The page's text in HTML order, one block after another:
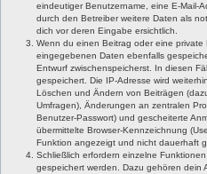
eindeutiger Benutzername, eine E-Mail-
durch den Betreiber weitere Daten als
dich vor deren Eingabe ersichtlich.
Wenn du einen Beitrag oder eine
eingegebenen Daten ebenfalls
Entwurf zwischenspeicherst. In diesen
gespeichert. Die IP-Adresse wird
Löschen und Ändern von Beiträgen
Umfragen), Änderungen an zentralen
Benutzer-Passwort) und gescheiterte
übermittelte Browser-Kennzeichnung
Funktion angezeigt und nicht dauerhaft
Schließlich erfordern einzelne
gespeichert werden. Dazu gehören dein